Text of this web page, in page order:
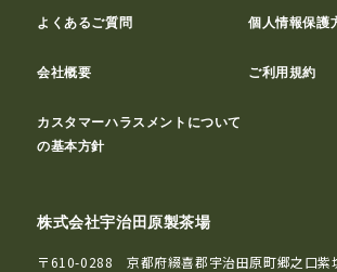
よくあるご質問 個人情報保護
会社概要 ご利用規約
カスタマーハラスメントについて
の基本方針
株式会社宇治田原製茶場
〒610-0288 京都府綴喜郡宇治田原町郷之口紫